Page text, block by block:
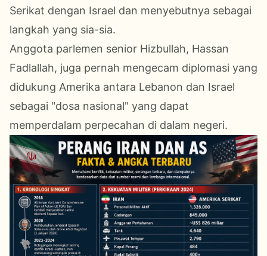
Serikat dengan Israel dan menyebutnya sebagai
langkah yang sia-sia.
Anggota parlemen senior Hizbullah, Hassan
Fadlallah, juga pernah mengecam diplomasi yang
didukung Amerika antara Lebanon dan Israel
sebagai "dosa nasional" yang dapat
memperdalam perpecahan di dalam negeri.